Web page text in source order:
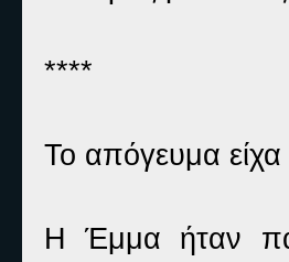
****
Το απόγευμα είχα
Η Έμμα ήταν